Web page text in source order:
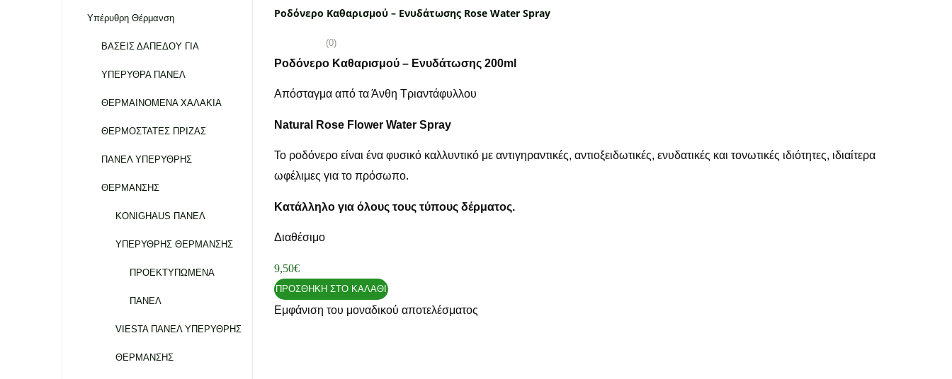
Υπέρυθρη Θέρμανση
ΒΑΣΕΙΣ ΔΑΠΕΔΟΥ ΓΙΑ
ΥΠΕΡΥΘΡΑ ΠΑΝΕΛ
ΘΕΡΜΑΙΝΟΜΕΝΑ ΧΑΛΑΚΙΑ
ΘΕΡΜΟΣΤΑΤΕΣ ΠΡΙΖΑΣ
ΠΑΝΕΛ ΥΠΕΡΥΘΡΗΣ
ΘΕΡΜΑΝΣΗΣ
KONIGHAUS ΠΑΝΕΛ
ΥΠΕΡΥΘΡΗΣ ΘΕΡΜΑΝΣΗΣ
ΠΡΟΕΚΤΥΠΩΜΕΝΑ
ΠΑΝΕΛ
VIESTA ΠΑΝΕΛ ΥΠΕΡΥΘΡΗΣ
ΘΕΡΜΑΝΣΗΣ
Ροδόνερο Καθαρισμού – Ενυδάτωσης Rose Water Spray
(0)
Ροδόνερο Καθαρισμού – Ενυδάτωσης 200ml
Απόσταγμα από τα Άνθη Τριαντάφυλλου
Natural Rose Flower Water Spray
Το ροδόνερο είναι ένα φυσικό καλλυντικό με αντιγηραντικές, αντιοξειδωτικές, ενυδατικές και τονωτικές ιδιότητες, ιδιαίτερα
ωφέλιμες για το πρόσωπο.
Κατάλληλο για όλους τους τύπους δέρματος.
Διαθέσιμο
9,50€
ΠΡΟΣΘΉΚΗ ΣΤΟ ΚΑΛΆΘΙ
Εμφάνιση του μοναδικού αποτελέσματος